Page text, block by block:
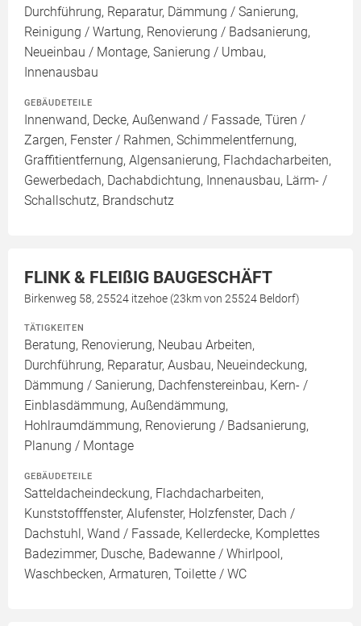
Durchführung, Reparatur, Dämmung / Sanierung,
Reinigung / Wartung, Renovierung / Badsanierung,
Neueinbau / Montage, Sanierung / Umbau,
Innenausbau
GEBÄUDETEILE
Innenwand, Decke, Außenwand / Fassade, Türen /
Zargen, Fenster / Rahmen, Schimmelentfernung,
Graffitientfernung, Algensanierung, Flachdacharbeiten,
Gewerbedach, Dachabdichtung, Innenausbau, Lärm- /
Schallschutz, Brandschutz
FLINK & FLEIßIG BAUGESCHÄFT
Birkenweg 58, 25524 itzehoe (23km von 25524 Beldorf)
TÄTIGKEITEN
Beratung, Renovierung, Neubau Arbeiten,
Durchführung, Reparatur, Ausbau, Neueindeckung,
Dämmung / Sanierung, Dachfenstereinbau, Kern- /
Einblasdämmung, Außendämmung,
Hohlraumdämmung, Renovierung / Badsanierung,
Planung / Montage
GEBÄUDETEILE
Satteldacheindeckung, Flachdacharbeiten,
Kunststofffenster, Alufenster, Holzfenster, Dach /
Dachstuhl, Wand / Fassade, Kellerdecke, Komplettes
Badezimmer, Dusche, Badewanne / Whirlpool,
Waschbecken, Armaturen, Toilette / WC